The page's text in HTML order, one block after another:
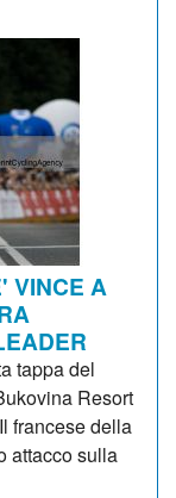
VINCE A
tappa del
Resort
francese della
attacco sulla